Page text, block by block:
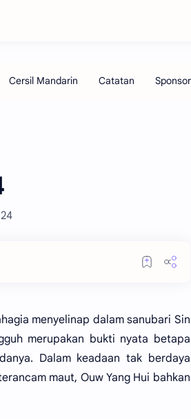
menyelinap dalam sanubari Sin
merupakan bukti nyata betapa
Dalam keadaan tak berdaya
maut, Ouw Yang Hui bahkan